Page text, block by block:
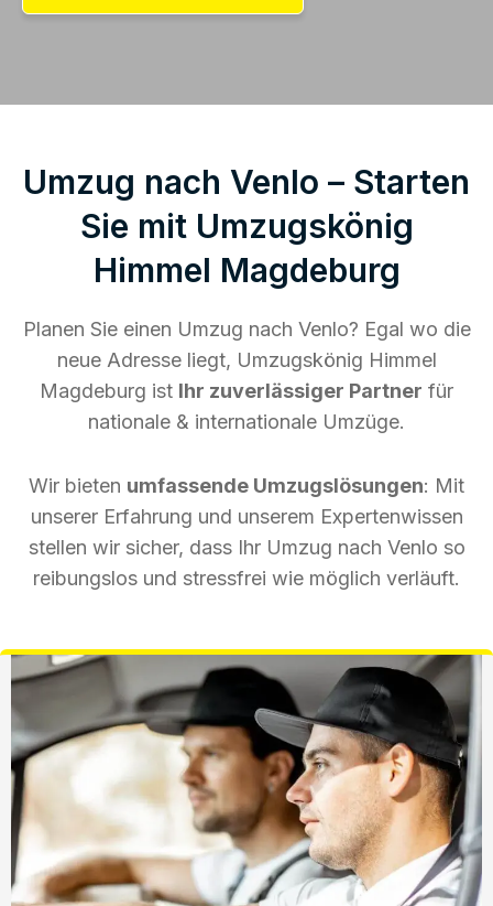
Umzug nach Venlo – Starten
Sie mit Umzugskönig
Himmel Magdeburg
Planen Sie einen Umzug nach Venlo? Egal wo die
neue Adresse liegt, Umzugskönig Himmel
Magdeburg ist Ihr zuverlässiger Partner für
nationale & internationale Umzüge.
Wir bieten umfassende Umzugslösungen: Mit
unserer Erfahrung und unserem Expertenwissen
stellen wir sicher, dass Ihr Umzug nach Venlo so
reibungslos und stressfrei wie möglich verläuft.